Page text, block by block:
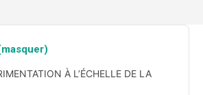
À L’ÉCHELLE DE LA